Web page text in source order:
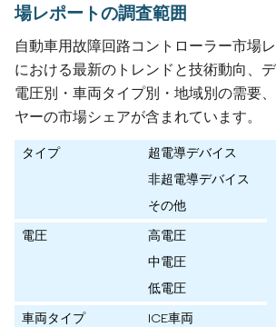
場レポートの調査範囲
自動車用故障回路コントローラー市場
における最新のトレンドと技術動向、
電圧別・車両タイプ別・地域別の需要
ヤーの市場シェアが含まれています。
タイプ
超電導デバイス
非超電導デバイス
その他
電圧
高電圧
中電圧
低電圧
車両タイプ
ICE車両